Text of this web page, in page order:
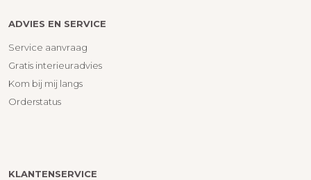
ADVIES EN SERVICE
Service aanvraag
Gratis interieuradvies
Kom bij mij langs
Orderstatus
KLANTENSERVICE